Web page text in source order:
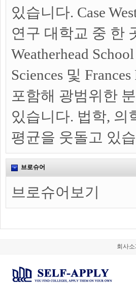
있습니다. Case
연구 대학교 중 한
Weatherhead
Sciences 및
포함해 광범위한
있습니다. 법학, 의
평균을 웃돌고 있
브로슈어
브로슈어보기
회사소